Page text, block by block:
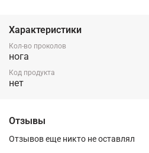
Характеристики
Кол-во проколов
нога
Код продукта
нет
Отзывы
Отзывов еще никто не оставлял